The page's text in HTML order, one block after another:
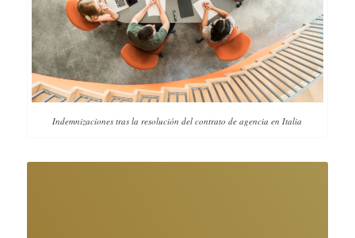
Indemnizaciones tras la resolución del contrato de agencia en Italia